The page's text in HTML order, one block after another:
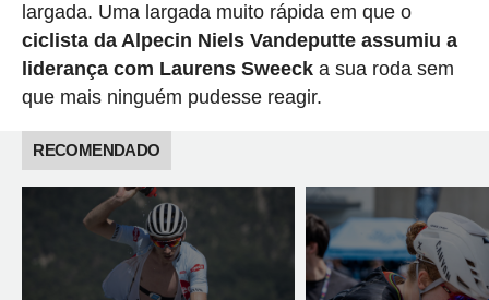
largada. Uma largada muito rápida em que o
ciclista da Alpecin Niels Vandeputte assumiu a
liderança com Laurens Sweecka sua roda sem
que mais ninguém pudesse reagir.
RECOMENDADO